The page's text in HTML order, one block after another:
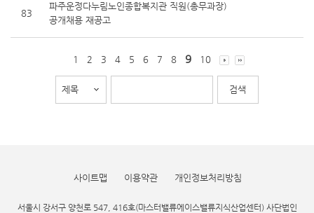
83
파주운정다누림노인종합복지관 직원(총무과장)
공개채용 재공고
1 2 3 4 5 6 7 8 9 10
사이트맵 이용약관 개인정보처리방침
서울시 강서구 양천로 547, 416호(마스터밸류에이스밸류지식산업센터) 사단법인